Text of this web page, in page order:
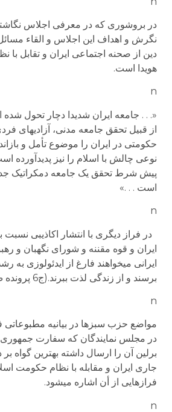
در بروشوری که در معرفی اجلاس
نگرش و اهداف این اجلاس و القاء
دین از صحنه اجتماعی ایران و تقابل با
هویدا است.
n
«. . . جامعه ایران شدیدا دچار تحول
از قبیل تحقق جامعه مدنی، آزادیهای
حکومتی در ایران را موضوع تأمل و
نوعی چالش با اسلام را نیز پدیدآورده
پیش شرط تحقق یک جامعه دمکراتیک
است . . .»
n
در فراز دیگری با انتشار اکاذیبی
ایران و قوه مقننه و شورای نگهبان و
ایرانی می­خواهند فارغ از ایدئولوزی
برسند و از زندگی لذت ببرند.(ج6 پرونده ص 106 )
n
مواضع حزب سبزها در بیانیه
در مجلس نمایندگان که سفارت جمهوری
برلین آن را ارسال داشته بهترین گواه
جاری ایران و مقابله با نظام حکومت
فرازهایی از أن اشاره می­شود.
n